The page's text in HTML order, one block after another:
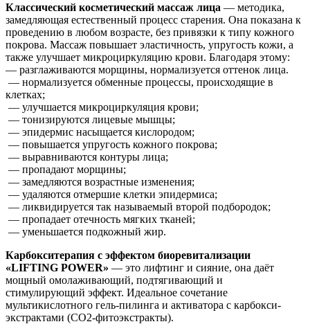
Классический косметический массаж лица — методика,
замедляющая естественный процесс старения. Она показана к
проведению в любом возрасте, без привязки к типу кожного
покрова. Массаж повышает эластичность, упругость кожи, а
также улучшает микроциркуляцию крови. Благодаря этому:
— разглаживаются морщины, нормализуется оттенок лица.
— нормализуется обменные процессы, происходящие в
клетках;
— улучшается микроциркуляция крови;
— тонизируются лицевые мышцы;
— эпидермис насыщается кислородом;
— повышается упругость кожного покрова;
— выравниваются контуры лица;
— пропадают морщины;
— замедляются возрастные изменения;
— удаляются отмершие клетки эпидермиса;
— ликвидируется так называемый второй подбородок;
— пропадает отечность мягких тканей;
— уменьшается подкожный жир.
Карбокситерапия с эффектом биоревитализации
«LIFTING POWER» — это лифтинг и сияние, она даёт
мощный омолаживающий, подтягивающий и
стимулирующий эффект. Идеальное сочетание
мультикислотного гель-пилинга и активатора с карбокси-
экстрактами (СО2-фитоэкстракты).